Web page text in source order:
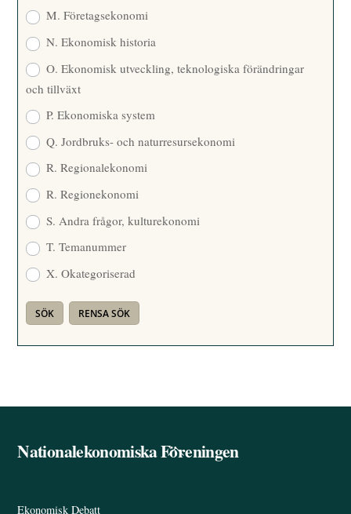
M. Företagsekonomi
N. Ekonomisk historia
O. Ekonomisk utveckling, teknologiska förändringar
och tillväxt
P. Ekonomiska system
Q. Jordbruks- och naturresursekonomi
R. Regionalekonomi
R. Regionekonomi
S. Andra frågor, kulturekonomi
T. Temanummer
X. Okategoriserad
Back
Nationalekonomiska Föreningen
Ekonomisk Debatt